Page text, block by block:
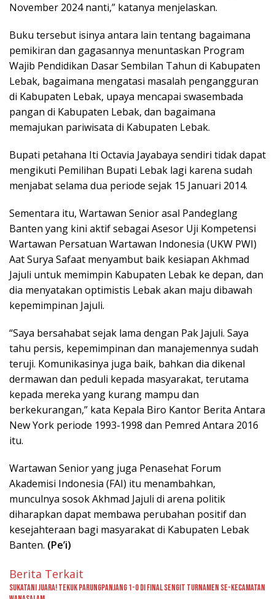
November 2024 nanti,” katanya menjelaskan.
Buku tersebut isinya antara lain tentang bagaimana
pemikiran dan gagasannya menuntaskan Program
Wajib Pendidikan Dasar Sembilan Tahun di Kabupaten
Lebak, bagaimana mengatasi masalah pengangguran
di Kabupaten Lebak, upaya mencapai swasembada
pangan di Kabupaten Lebak, dan bagaimana
memajukan pariwisata di Kabupaten Lebak.
Bupati petahana Iti Octavia Jayabaya sendiri tidak dapat
mengikuti Pemilihan Bupati Lebak lagi karena sudah
menjabat selama dua periode sejak 15 Januari 2014.
Sementara itu, Wartawan Senior asal Pandeglang
Banten yang kini aktif sebagai Asesor Uji Kompetensi
Wartawan Persatuan Wartawan Indonesia (UKW PWI)
Aat Surya Safaat menyambut baik kesiapan Akhmad
Jajuli untuk memimpin Kabupaten Lebak ke depan, dan
dia menyatakan optimistis Lebak akan maju dibawah
kepemimpinan Jajuli.
“Saya bersahabat sejak lama dengan Pak Jajuli. Saya
tahu persis, kepemimpinan dan manajemennya sudah
teruji. Komunikasinya juga baik, bahkan dia dikenal
dermawan dan peduli kepada masyarakat, terutama
kepada mereka yang kurang mampu dan
berkekurangan,” kata Kepala Biro Kantor Berita Antara
New York periode 1993-1998 dan Pemred Antara 2016
itu.
Wartawan Senior yang juga Penasehat Forum
Akademisi Indonesia (FAI) itu menambahkan,
munculnya sosok Akhmad Jajuli di arena politik
diharapkan dapat membawa perubahan positif dan
kesejahteraan bagi masyarakat di Kabupaten Lebak
Banten. (Pe’i)
Berita Terkait
Sukatani Juara! Tekuk Parungpanjang 1-0 di Final Sengit Turnamen se-Kecamatan